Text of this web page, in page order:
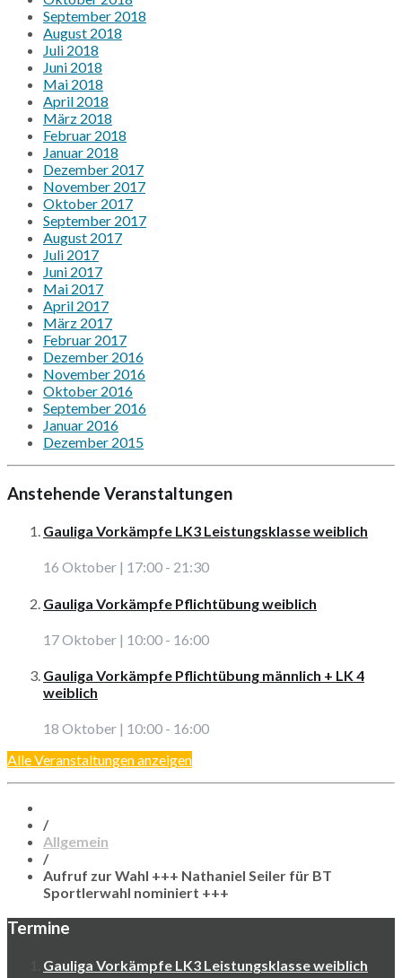
September 2018
August 2018
Juli 2018
Juni 2018
Mai 2018
April 2018
März 2018
Februar 2018
Januar 2018
Dezember 2017
November 2017
Oktober 2017
September 2017
August 2017
Juli 2017
Juni 2017
Mai 2017
April 2017
März 2017
Februar 2017
Dezember 2016
November 2016
Oktober 2016
September 2016
Januar 2016
Dezember 2015
Anstehende Veranstaltungen
Gauliga Vorkämpfe LK3 Leistungsklasse weiblich
16 Oktober | 17:00 - 21:30
Gauliga Vorkämpfe Pflichtübung weiblich
17 Oktober | 10:00 - 16:00
Gauliga Vorkämpfe Pflichtübung männlich + LK 4
weiblich
18 Oktober | 10:00 - 16:00
Alle Veranstaltungen anzeigen
/
Allgemein
/
Aufruf zur Wahl +++ Nathaniel Seiler für BT
Sportlerwahl nominiert +++
Termine
Gauliga Vorkämpfe LK3 Leistungsklasse weiblich